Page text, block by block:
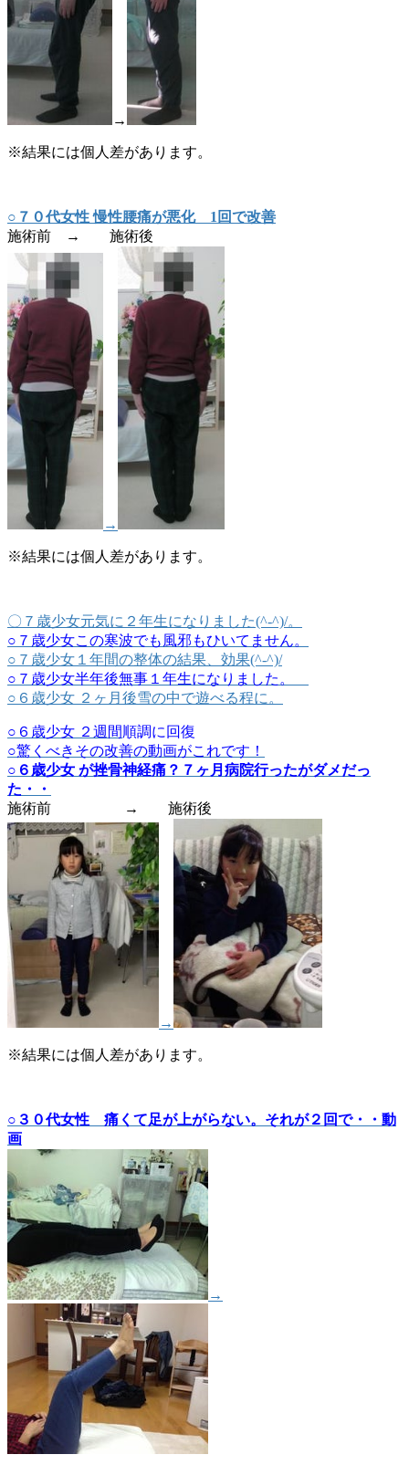
→
※結果には個人差があります。
○７０代女性 慢性腰痛が悪化 1回で改善
施術前 → 施術後
→
※結果には個人差があります。
〇７歳少女元気に２年生になりました(^-^)/。
○７歳少女この寒波でも風邪もひいてません。
○７歳少女１年間の整体の結果、効果(^-^)/
○７歳少女半年後無事１年生になりました。
○６歳少女 ２ヶ月後雪の中で遊べる程に。
○６歳少女 ２週間順調に回復
○驚くべきその改善の動画がこれです！
○６歳少女 が挫骨神経痛？７ヶ月病院行ったがダメだっ
た・・
施術前 → 施術後
→
※結果には個人差があります。
○３０代女性 痛くて足が上がらない。それが２回で・・動
画
→